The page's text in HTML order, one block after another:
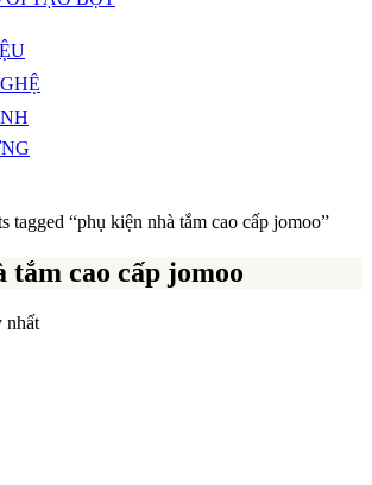
tagged “phụ kiện nhà tắm cao cấp jomoo”
tắm cao cấp jomoo
nhất